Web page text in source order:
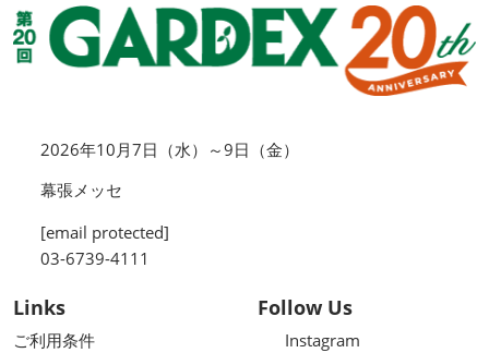
2026年10月7日（水）～9日（金）
幕張メッセ
[email protected]
03-6739-4111
Links
ご利用条件
Follow Us
Instagram